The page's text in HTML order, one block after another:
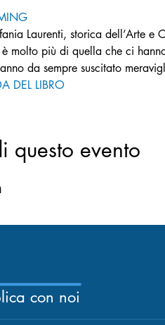
Laurenti, storica dell’Arte e
molto più di quella che ci
da sempre suscitato
DEL LIBRO
questo evento
con noi